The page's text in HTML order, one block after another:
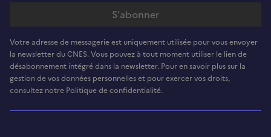
Votre adresse de messagerie est uniquement utilisée pour vous envoyer
la newsletter du CNES. Vous pouvez à tout moment utiliser le lien de
désabonnement intégré dans la newsletter. Pour en savoir plus sur la
gestion de vos données personnelles et pour exercer vos droits,
consultez notre Politique de confidentialité.